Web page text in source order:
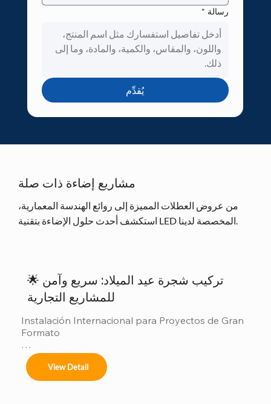
رسالة *
يُقدِّم
مشاريع إضاءة ذات صلة
من عروض العطلات المميزة إلى روائع الهندسة المعمارية،
استكشف أحدث حلول الإضاءة بتقنية LED المخصصة لدينا.
🌟 تركيب شجرة عيد الميلاد: سريع وآمن
للمشاريع التجارية
Instalación Internacional para Proyectos de Gran
Formato
Ofrecemos servicios completos de instalación
para:
View Detail